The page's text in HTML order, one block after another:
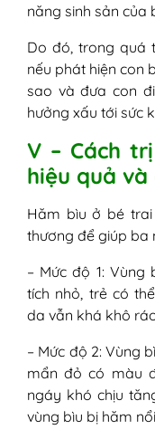
năng sinh sản của
Do đó, trong quá
nếu phát hiện con
sao và đưa con
hưởng xấu tới sức
V – Cách
hiệu quả
Hăm bìu ở bé
thương để giúp ba
– Mức độ 1:
tích nhỏ, trẻ có
da vẫn khá khô
– Mức độ 2: Vùng
mẩn đỏ có màu
ngáy khó chịu
vùng bìu bị hăm